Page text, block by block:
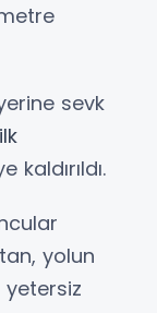
sevk
ilk
yolun